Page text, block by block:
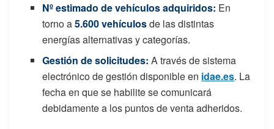
Nº estimado de vehículos adquiridos: En
torno a5.600 vehículosde las distintas
energías alternativas y categorías.
Gestión de solicitudes:A través de sistema
electrónico de gestión disponible en idae.es. La
fecha en que se habilite se comunicará
debidamente a los puntos de venta adheridos.